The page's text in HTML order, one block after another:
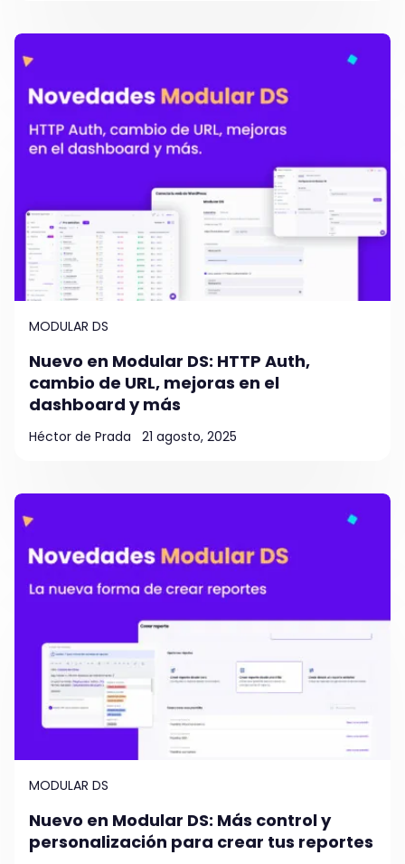
MODULAR DS
Nuevo en Modular DS: HTTP Auth,
cambio de URL, mejoras en el
dashboard y más
Héctor de Prada 21 agosto, 2025
MODULAR DS
Nuevo en Modular DS: Más control y
personalización para crear tus reportes